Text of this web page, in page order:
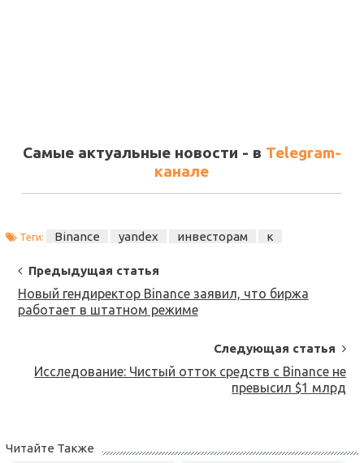
Самые актуальные новости - в Telegram-
канале
Теги: Binance yandex инвесторам к
Post
Navigation
Предыдущая статья
Новый гендиректор Binance заявил, что биржа
работает в штатном режиме
Следующая статья
Исследование: Чистый отток средств с Binance не
превысил $1 млрд
Читайте Также